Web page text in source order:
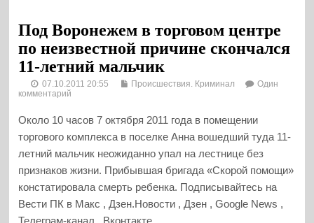
Под Воронежем в торговом центре
по неизвестной причине скончался
11-летний мальчик
07.10.2011 20:55 Происшествия. Криминал
Один
комментарий
Около 10 часов 7 октября 2011 года в помещении
торгового комплекса в поселке Анна вошедший туда 11-
летний мальчик неожиданно упал на лестнице без
признаков жизни. Прибывшая бригада «Скорой помощи»
констатировала смерть ребенка. Подписывайтесь на
Вести ПК в Макс , Дзен.Новости , Дзен , Google News ,